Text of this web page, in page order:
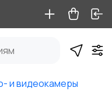
и видеокамеры